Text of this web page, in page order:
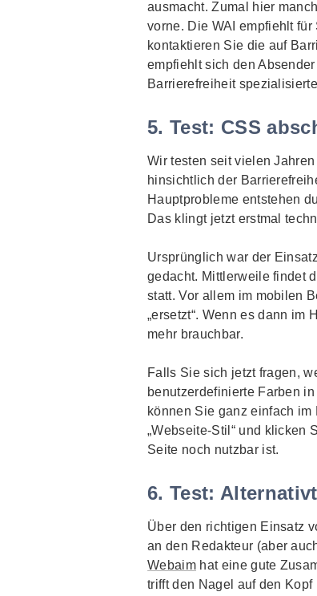
ausmacht. Zumal hier
vorne. Die WAI empfiehlt für
kontaktieren Sie die auf
empfiehlt sich den
Barrierefreiheit
5. Test: CSS
Wir testen seit vielen
hinsichtlich der
Hauptprobleme entstehen
Das klingt jetzt erstmal
Ursprünglich war der
gedacht. Mittlerweile findet
statt. Vor allem im mobilen
„ersetzt“. Wenn es dann im
mehr brauchbar.
Falls Sie sich jetzt fragen,
benutzerdefinierte Farben
können Sie ganz einfach
„Webseite-Stil“ und klicken
Seite noch nutzbar ist.
6. Test:
Über den richtigen Einsatz
an den Redakteur (aber
Webaim hat eine gute
trifft den Nagel auf den